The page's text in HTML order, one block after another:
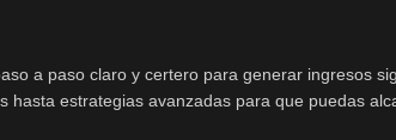
a paso claro y certero para generar ingresos
estrategias avanzadas para que puedas